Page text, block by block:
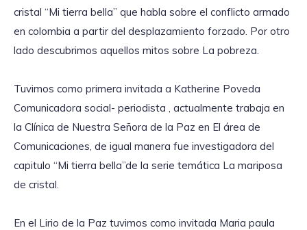
cristal “Mi tierra bella” que habla sobre el conflicto armado
en colombia a partir del desplazamiento forzado. Por otro
lado descubrimos aquellos mitos sobre La pobreza.
Tuvimos como primera invitada a Katherine Poveda
Comunicadora social- periodista , actualmente trabaja en
la Clínica de Nuestra Señora de la Paz en El área de
Comunicaciones, de igual manera fue investigadora del
capitulo “Mi tierra bella”de la serie temática La mariposa
de cristal.
En el Lirio de la Paz tuvimos como invitada Maria paula